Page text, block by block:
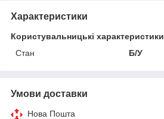
Характеристики
Користувальницькі характеристики
Стан
Б/У
Умови доставки
Нова Пошта